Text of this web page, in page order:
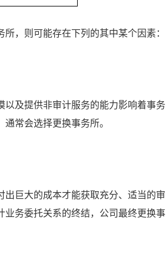
，则可能存在下列的其中某个因素：
以及提供非审计服务的能力影响着事务
常会选择更换事务所。
巨大的成本才能获取充分、适当的审
务委托关系的终结，公司最终更换事